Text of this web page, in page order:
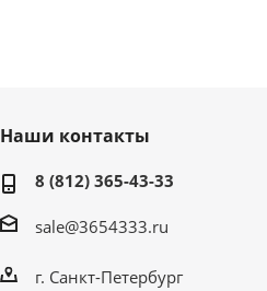
Наши контакты
8 (812) 365-43-33
sale@3654333.ru
г. Санкт-Петербург